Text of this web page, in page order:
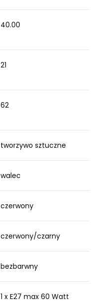
40.00
21
62
tworzywo sztuczne
walec
czerwony
czerwony/czarny
bezbarwny
1 x E27 max 60 Watt